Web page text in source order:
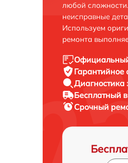
любой
неисправные
Используем
ремонта
Гарантийное
Диагностика
Бесплатный
Срочный